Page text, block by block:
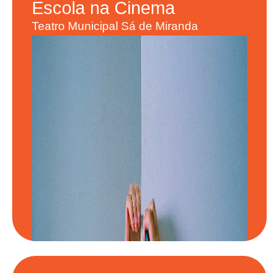
Escola na Cinema
Teatro Municipal Sá de Miranda